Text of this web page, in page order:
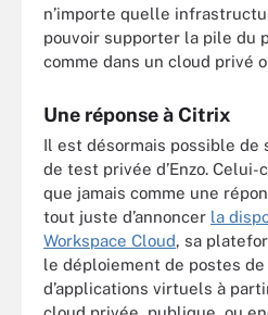
n’importe quelle
pouvoir supporter la pile du
comme dans un cloud privé
Une réponse à Citrix
Il est désormais possible de
de test privée d’Enzo.
que jamais comme une
tout juste d’annoncer la
Workspace Cloud, sa
le déploiement de postes
d’applications virtuels à